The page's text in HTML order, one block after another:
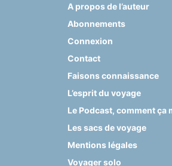
A propos de l’auteur
Abonnements
Connexion
Contact
Faisons connaissance
L’esprit du voyage
Le Podcast, comment ça
Les sacs de voyage
Mentions légales
Voyager solo